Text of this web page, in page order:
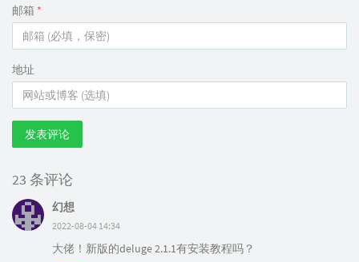
邮箱 *
地址
发表评论
23 条评论
幻想
2022-08-04 14:34
大佬！新版的deluge 2.1.1有安装教程吗？